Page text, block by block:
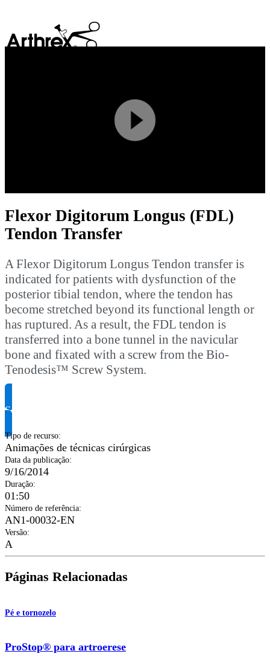
Play
Video
Flexor Digitorum Longus (FDL)
Tendon Transfer
A Flexor Digitorum Longus Tendon transfer is
indicated for patients with dysfunction of the
posterior tibial tendon, where the tendon has
become stretched beyond its functional length or
has ruptured. As a result, the FDL tendon is
transferred into a bone tunnel in the navicular
bone and fixated with a screw from the Bio-
Tenodesis™ Screw System.
Solicite informação do produto
Tipo de recurso:
Animações de técnicas cirúrgicas
Data da publicação:
9/16/2014
Duração:
01:50
Número de referência:
AN1-00032-EN
Versão:
A
Páginas Relacionadas
Pé e tornozelo
ProStop® para artroerese